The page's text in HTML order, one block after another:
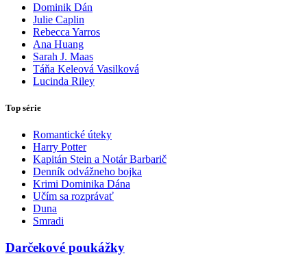
Dominik Dán
Julie Caplin
Rebecca Yarros
Ana Huang
Sarah J. Maas
Táňa Keleová Vasilková
Lucinda Riley
Top série
Romantické úteky
Harry Potter
Kapitán Stein a Notár Barbarič
Denník odvážneho bojka
Krimi Dominika Dána
Učím sa rozprávať
Duna
Smradi
Darčekové poukážky